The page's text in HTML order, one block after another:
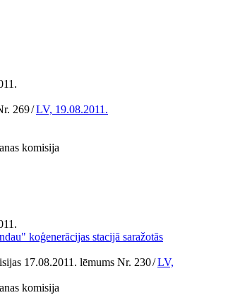
269/LV, 19.08.2011.
komisija
koģenerācijas stacijā saražotās
17.08.2011. lēmums Nr. 230/LV,
komisija